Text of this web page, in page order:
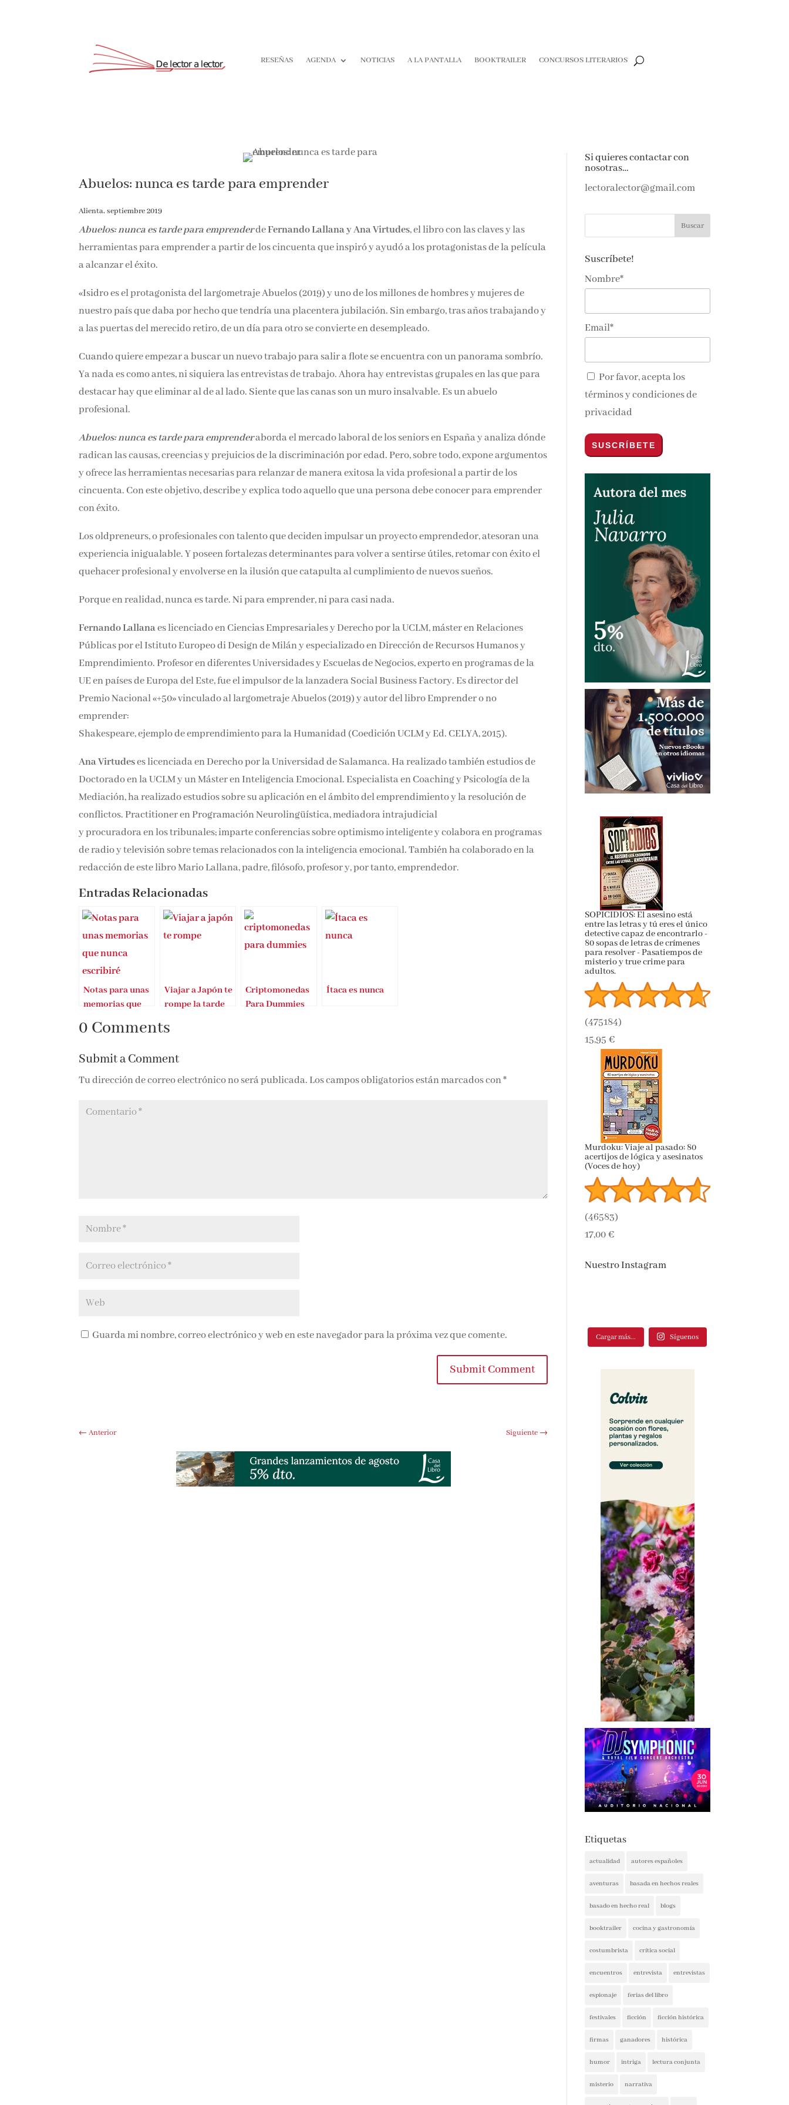
RESEÑAS AGENDA NOTICIAS A LA PANTALLA BOOKTRAILER CONCURSOS LITERARIOS
Abuelos: nunca es tarde para emprender
Alienta, septiembre 2019
Abuelos: nunca es tarde para emprenderdeFernando Lallana y Ana Virtudes, el libro con las claves y las
herramientas para emprender a partir de los cincuenta que inspiró y ayudó a los protagonistas de la película
a alcanzar el éxito.
«Isidro es el protagonista del largometraje Abuelos (2019) y uno de los millones de hombres y mujeres de
nuestro país que daba por hecho que tendría una placentera jubilación. Sin embargo, tras años trabajando y
a las puertas del merecido retiro, de un día para otro se convierte en desempleado.
Cuando quiere empezar a buscar un nuevo trabajo para salir a flote se encuentra con un panorama sombrío.
Ya nada es como antes, ni siquiera las entrevistas de trabajo. Ahora hay entrevistas grupales en las que para
destacar hay que eliminar al de al lado. Siente que las canas son un muro insalvable. Es un abuelo
profesional.
Abuelos: nunca es tarde para emprenderaborda el mercado laboral de los seniors en España y analiza dónde
radican las causas, creencias y prejuicios de la discriminación por edad. Pero, sobre todo, expone argumentos
y ofrece las herramientas necesarias para relanzar de manera exitosa la vida profesional a partir de los
cincuenta. Con este objetivo, describe y explica todo aquello que una persona debe conocer para emprender
con éxito.
Los oldpreneurs, o profesionales con talento que deciden impulsar un proyecto emprendedor, atesoran una
experiencia inigualable. Y poseen fortalezas determinantes para volver a sentirse útiles, retomar con éxito el
quehacer profesional y envolverse en la ilusión que catapulta al cumplimiento de nuevos sueños.
Porque en realidad, nunca es tarde. Ni para emprender, ni para casi nada.
Fernando Lallanaes licenciado en Ciencias Empresariales y Derecho por la UCLM, máster en Relaciones
Públicas por el Istituto Europeo di Design de Milán y especializado en Dirección de Recursos Humanos y
Emprendimiento. Profesor en diferentes Universidades y Escuelas de Negocios, experto en programas de la
UE en países de Europa del Este, fue el impulsor de la lanzadera Social Business Factory. Es director del
Premio Nacional «+50» vinculado al largometraje Abuelos (2019) y autor del libro Emprender o no
emprender:
Shakespeare, ejemplo de emprendimiento para la Humanidad (Coedición UCLM y Ed. CELYA, 2015).
Ana Virtudeses licenciada en Derecho por la Universidad de Salamanca. Ha realizado también estudios de
Doctorado en la UCLM y un Máster en Inteligencia Emocional. Especialista en Coaching y Psicología de la
Mediación, ha realizado estudios sobre su aplicación en el ámbito del emprendimiento y la resolución de
conflictos. Practitioner en Programación Neurolingüística, mediadora intrajudicial
y procuradora en los tribunales; imparte conferencias sobre optimismo inteligente y colabora en programas
de radio y televisión sobre temas relacionados con la inteligencia emocional. También ha colaborado en la
redacción de este libro Mario Lallana, padre, filósofo, profesor y, por tanto, emprendedor.
Entradas Relacionadas
Notas para unas
memorias que
Viajar a Japón te
rompe la tarde
Criptomonedas
Para Dummies
Ítaca es nunca
0 Comments
Submit a Comment
Tu dirección de correo electrónico no será publicada. Los campos obligatorios están marcados con*
Guarda mi nombre, correo electrónico y web en este navegador para la próxima vez que comente.
Submit Comment
←Anterior Siguiente→
Si quieres contactar con
nosotras…
lectoralector@gmail.com
Suscríbete!
Nombre*
Email*
Por favor, acepta los
términos y condiciones de
privacidad
SOPICIDIOS: El asesino está
entre las letras y tú eres el único
detective capaz de encontrarlo -
80 sopas de letras de crímenes
para resolver - Pasatiempos de
misterio y true crime para
adultos.
(475184)
15,95 €
Murdoku: Viaje al pasado: 80
acertijos de lógica y asesinatos
(Voces de hoy)
(46583)
17,00 €
Nuestro Instagram
Cargar más... Síguenos
Etiquetas
actualidad autores españoles
aventuras basada en hechos reales
basado en hecho real blogs
booktrailer cocina y gastronomía
costumbrista crítica social
encuentros entrevista entrevistas
espionaje ferias del libro
festivales ficción ficción histórica
firmas ganadores histórica
humor intriga lectura conjunta
misterio narrativa